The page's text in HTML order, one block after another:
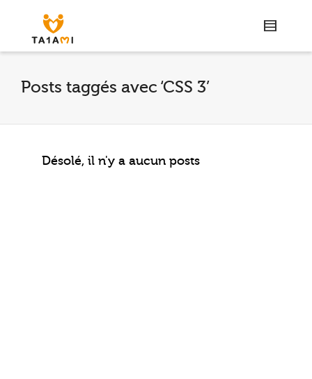
Posts taggés avec ‘CSS 3’
Désolé, il n'y a aucun posts